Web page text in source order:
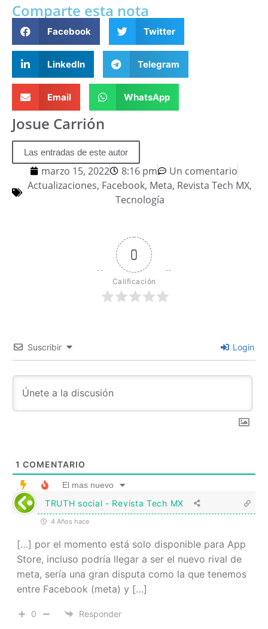
Comparte esta nota
Facebook Twitter
LinkedIn Telegram
Email WhatsApp
Josue Carrión
Las entradas de este autor
marzo 15, 2022 8:16 pm
Un comentario
Actualizaciones, Facebook, Meta, Revista Tech MX,
Tecnología
0
Calificación
Suscribir Login
1 COMENTARIO
El mas nuevo
TRUTH social - Revista Tech MX
4 Años hace
[…] por el momento está solo disponible para App
Store, incluso podría llegar a ser el nuevo rival de
meta, sería una gran disputa como la que tenemos
entre Facebook (meta) y […]
0 Responder